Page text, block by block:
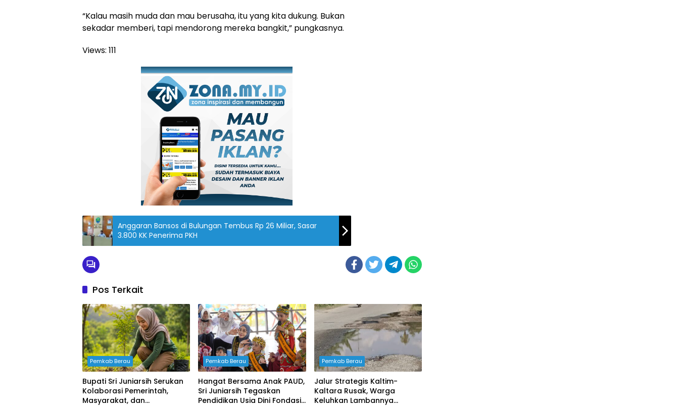
“Kalau masih muda dan mau berusaha, itu yang kita dukung. Bukan
sekadar memberi, tapi mendorong mereka bangkit,” pungkasnya.
Views: 111
Anggaran Bansos di Bulungan Tembus Rp 26 Miliar, Sasar
3.800 KK Penerima PKH
Pos Terkait
Pemkab Berau
Bupati Sri Juniarsih Serukan
Kolaborasi Pemerintah,
Masyarakat, dan
Pemkab Berau
Hangat Bersama Anak PAUD,
Sri Juniarsih Tegaskan
Pendidikan Usia Dini Fondasi
Pemkab Berau
Jalur Strategis Kaltim-
Kaltara Rusak, Warga
Keluhkan Lambannya